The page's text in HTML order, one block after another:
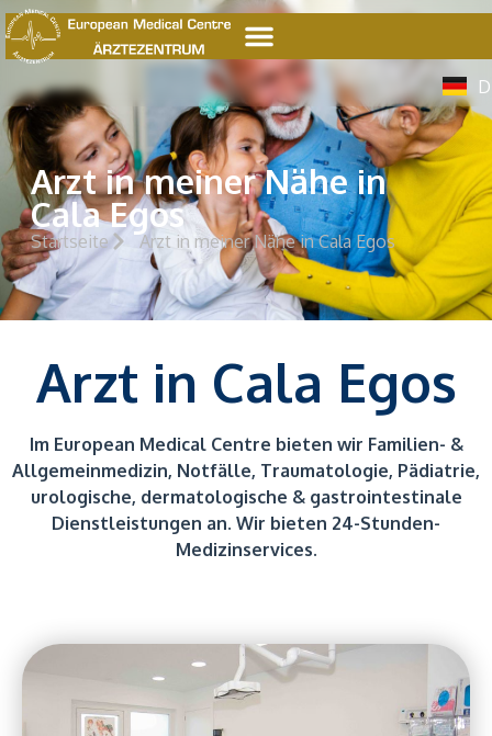
Arzt in meiner Nähe in
Cala Egos
Startseite Arzt in meiner Nähe in Cala Egos
Arzt in Cala Egos
Im European Medical Centre bieten wir Familien- &
Allgemeinmedizin, Notfälle, Traumatologie, Pädiatrie,
urologische, dermatologische & gastrointestinale
Dienstleistungen an. Wir bieten 24-Stunden-
Medizinservices.